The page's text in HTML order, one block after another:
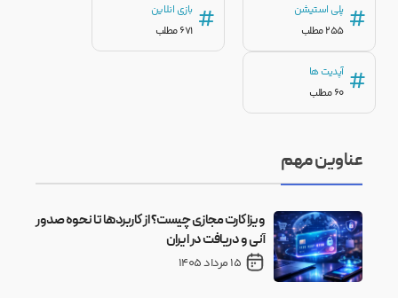
# پلی استیشن
255 مطلب
# بازی انلاین
671 مطلب
# آپدیت ها
60 مطلب
عناوین مهم
ویزا کارت مجازی چیست؟ از کاربردها تا نحوه صدور
آنی و دریافت در ایران
15 مرداد 1405